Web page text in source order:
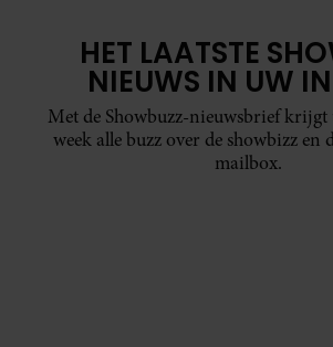
HET LAATSTE
NIEUWS IN UW
Met de Showbuzz-nieuwsbrief krijgt
week alle buzz over de showbizz en
mailbox.